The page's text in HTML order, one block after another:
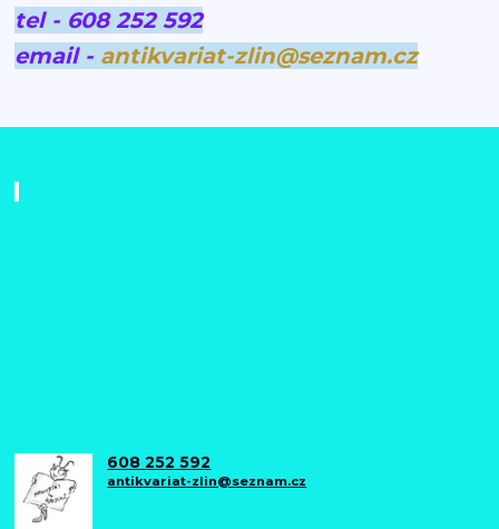
tel - 608 252 592
email - antikvariat-zlin@seznam.cz
608 252 592
antikvariat-zlin@seznam.cz